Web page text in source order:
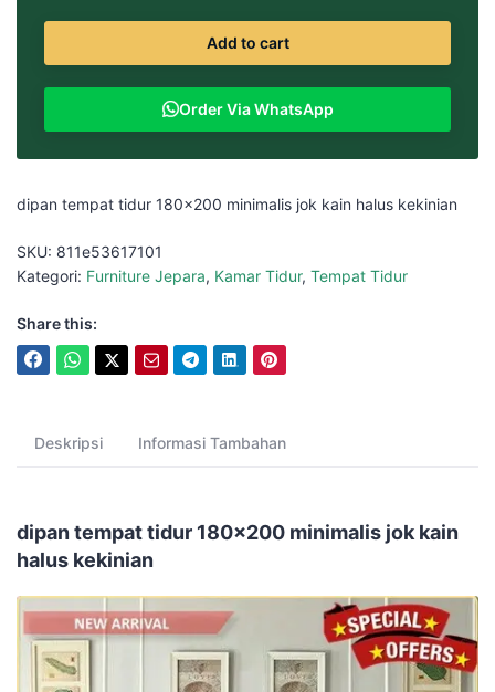
Add to cart
Order Via WhatsApp
dipan tempat tidur 180×200 minimalis jok kain halus kekinian
SKU: 811e53617101
Kategori: Furniture Jepara, Kamar Tidur, Tempat Tidur
Share this:
Deskripsi Informasi Tambahan
dipan tempat tidur 180x200 minimalis jok kain
halus kekinian